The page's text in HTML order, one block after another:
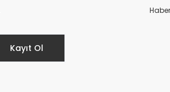
Kayıt Ol